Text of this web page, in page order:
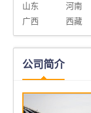
山东
河南
广西
西藏
公司简介